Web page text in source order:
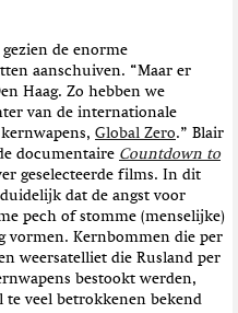
de enorme
aanschuiven. “Maar er
Haag. Zo hebben we
van de internationale
Global Zero.” Blair
documentaire Countdown to
geselecteerde films. In dit
dat de angst voor
pech of stomme (menselijke)
vormen. Kernbommen die per
weersatelliet die Rusland per
bestookt werden,
te veel betrokkenen bekend